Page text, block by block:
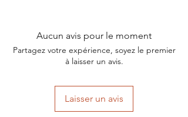
Aucun avis pour le moment
Partagez votre expérience, soyez le premier
à laisser un avis.
Laisser un avis